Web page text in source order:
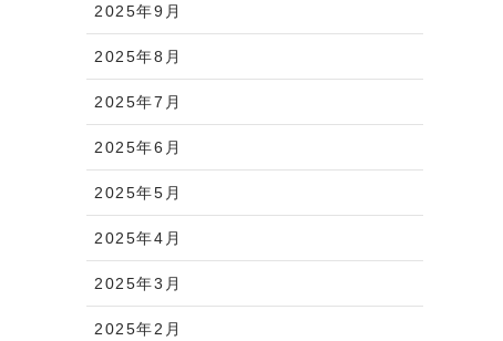
2025年9月
2025年8月
2025年7月
2025年6月
2025年5月
2025年4月
2025年3月
2025年2月